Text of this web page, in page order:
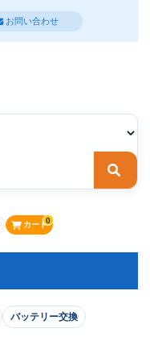
お問い合わせ
検索
バッテリー交換
カート0